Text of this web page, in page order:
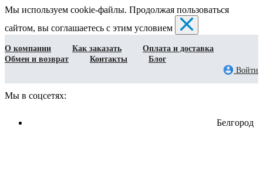
Мы используем cookie-файлы. Продолжая пользоваться
сайтом, вы соглашаетесь с этим условием
О компании Как заказать
Оплата и доставка
Обмен и возврат
Контакты
Блог
Войти
Мы в соцсетях:
Белгород